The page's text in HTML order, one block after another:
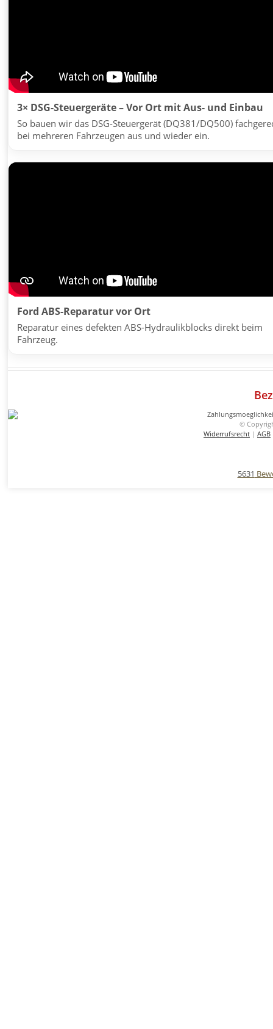
3× DSG-Steuergeräte – Vor Ort mit Aus- und Einbau
So bauen wir das DSG-Steuergerät (DQ381/DQ500)
bei mehreren Fahrzeugen aus und wieder ein.
Ford ABS-Reparatur vor Ort
Reparatur eines defekten ABS-Hydraulikblocks direkt beim
Fahrzeug.
©
Widerrufsrecht | AGB
5631